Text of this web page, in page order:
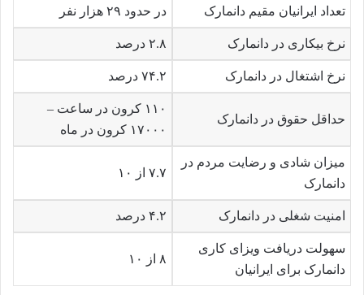
تعداد ایرانیان مقیم دانمارک در حدود ۲۹ هزار نفر
نرخ بیکاری در دانمارک ۲.۸ درصد
نرخ اشتغال در دانمارک ۷۴.۲ درصد
حداقل حقوق در دانمارک
۱۱۰ کرون در ساعت –
۱۷۰۰۰ کرون در ماه
میزان شادی و رضایت مردم در
دانمارک
۷.۷ از ۱۰
امنیت شغلی در دانمارک ۴.۲ درصد
سهولت دریافت ویزای کاری
دانمارک برای ایرانیان
۸ از ۱۰